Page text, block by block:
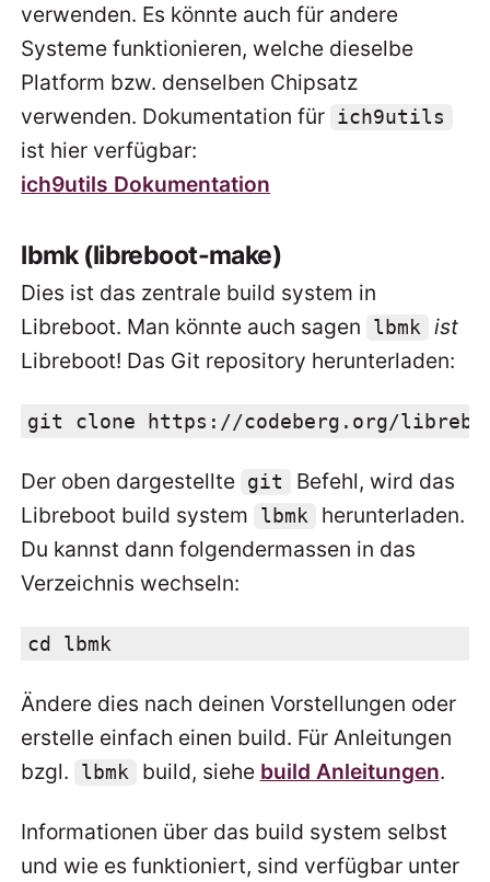
verwenden. Es könnte auch für andere
Systeme funktionieren, welche dieselbe
Platform bzw. denselben Chipsatz
verwenden. Dokumentation für ich9utils
ist hier verfügbar:
ich9utils Dokumentation
lbmk (libreboot-make)
Dies ist das zentrale build system in
Libreboot. Man könnte auch sagen
lbmk ist
Libreboot! Das Git repository herunterladen:
git clone https://codeberg.org/
Der oben dargestellte git
Befehl, wird das
Libreboot build system
lbmk
herunterladen.
Du kannst dann folgendermassen in das
Verzeichnis wechseln:
cd lbmk
Ändere dies nach deinen Vorstellungen oder
erstelle einfach einen build. Für Anleitungen
bzgl.
lbmk build, siehe build Anleitungen.
Informationen über das build system selbst
und wie es funktioniert, sind verfügbar unter